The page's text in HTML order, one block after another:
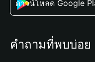
ดาวน์โหลด Google
คำถามที่พบบ่อย